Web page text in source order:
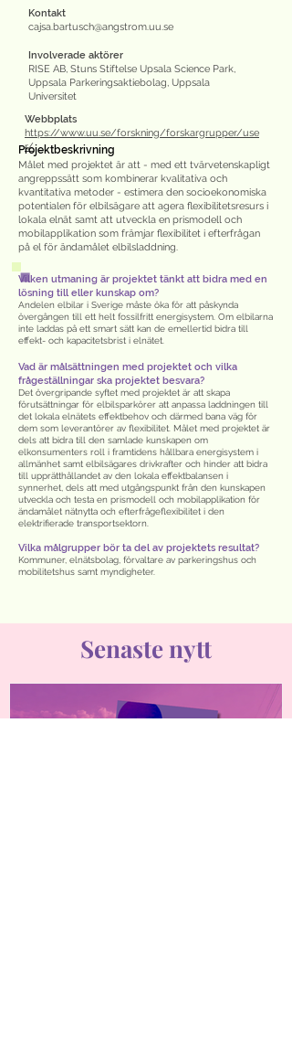
Kontakt
cajsa.bartusch@angstrom.uu.se
Involverade aktörer
RISE AB, Stuns Stiftelse Upsala Science Park,
Uppsala Parkeringsaktiebolag, Uppsala
Universitet
Webbplats
https://www.uu.se/forskning/forskargrupper/use
r/
Projektbeskrivning
Målet med projektet är att - med ett tvärvetenskapligt
angreppssätt som kombinerar kvalitativa och
kvantitativa metoder - estimera den socioekonomiska
potentialen för elbilsägare att agera flexibilitetsresurs i
lokala elnät samt att utveckla en prismodell och
mobilapplikation som främjar flexibilitet i efterfrågan
på el för ändamålet elbilsladdning.
Vilken utmaning är projektet tänkt att bidra med en
lösning till eller kunskap om?
Andelen elbilar i Sverige måste öka för att påskynda
övergången till ett helt fossilfritt energisystem. Om elbilarna
inte laddas på ett smart sätt kan de emellertid bidra till
effekt- och kapacitetsbrist i elnätet.
Vad är målsättningen med projektet och vilka
frågeställningar ska projektet besvara?
Det övergripande syftet med projektet är att skapa
förutsättningar för elbilsparkörer att anpassa laddningen till
det lokala elnätets effektbehov och därmed bana väg för
dem som leverantörer av flexibilitet. Målet med projektet är
dels att bidra till den samlade kunskapen om
elkonsumenters roll i framtidens hållbara energisystem i
allmänhet samt elbilsägares drivkrafter och hinder att bidra
till upprätthållandet av den lokala effektbalansen i
synnerhet, dels att med utgångspunkt från den kunskapen
utveckla och testa en prismodell och mobilapplikation för
ändamålet nätnytta och efterfrågeflexibilitet i den
elektrifierade transportsektorn.
Vilka målgrupper bör ta del av projektets resultat?
Kommuner, elnätsbolag, förvaltare av parkeringshus och
mobilitetshus samt myndigheter.
Senaste nytt